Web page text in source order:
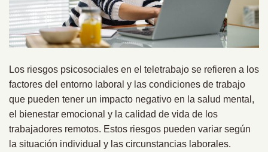
Los riesgos psicosociales en el teletrabajo se refieren a los
factores del entorno laboral y las condiciones de trabajo
que pueden tener un impacto negativo en la salud mental,
el bienestar emocional y la calidad de vida de los
trabajadores remotos. Estos riesgos pueden variar según
la situación individual y las circunstancias laborales.